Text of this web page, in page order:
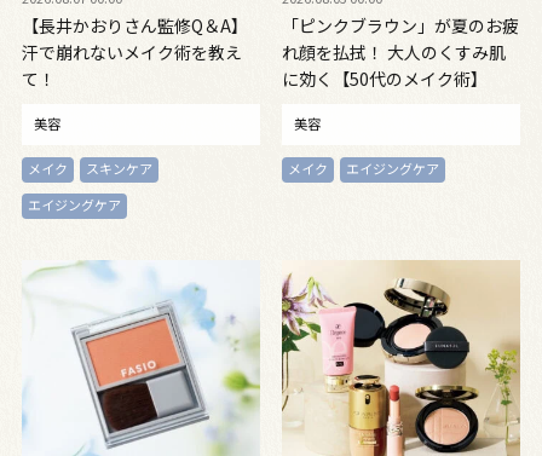
【長井かおりさん監修Q＆A】
汗で崩れないメイク術を教え
て！
美容
メイク
スキンケア
エイジングケア
「ピンクブラウン」が夏のお疲
れ顔を払拭！ 大人のくすみ肌
に効く【50代のメイク術】
美容
メイク エイジングケア